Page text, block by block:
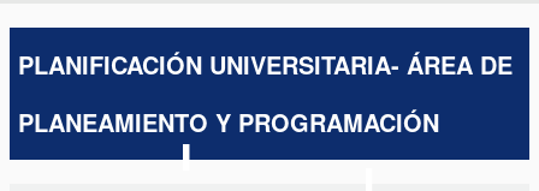
PLANIFICACIÓN UNIVERSITARIA- ÁREA DE
PLANEAMIENTO Y PROGRAMACIÓN